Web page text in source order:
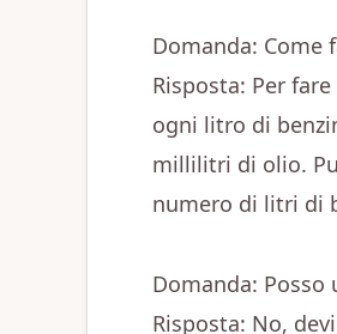
Domanda: Come
Risposta: Per
ogni litro di
millilitri di olio.
numero di litri di
Domanda: Posso
Risposta: No,